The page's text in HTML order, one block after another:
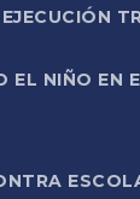
NIÑO